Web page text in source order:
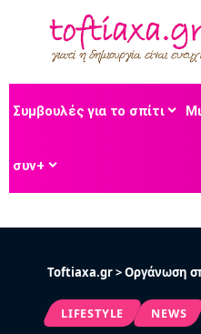
Συμβουλές για το σπίτι
συν+
Toftiaxa.gr>Οργάνωση
LIFESTYLE NEWS